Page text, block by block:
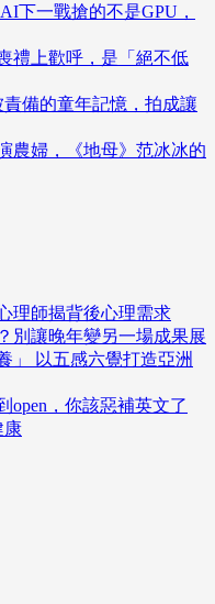
下一戰搶的不是GPU，
禮上歡呼，是「絕不低
備的童年記憶，拍成讓
農婦，《地母》范冰冰的
理師揭背後心理需求
別讓晚年變另一場成果展
」 以五感六覺打造亞洲
open，你該惡補英文了
康